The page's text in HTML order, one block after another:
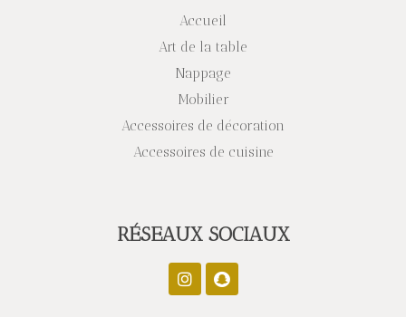
Accueil
Art de la table
Nappage
Mobilier
Accessoires de décoration
Accessoires de cuisine
RÉSEAUX SOCIAUX